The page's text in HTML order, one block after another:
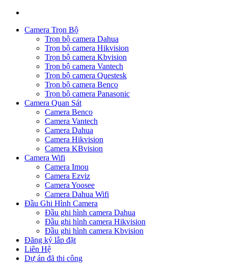
Camera Trọn Bộ
Trọn bộ camera Dahua
Trọn bộ camera Hikvision
Trọn bộ camera Kbvision
Trọn bộ camera Vantech
Trọn bộ camera Questesk
Trọn bộ camera Benco
Trọn bộ camera Panasonic
Camera Quan Sát
Camera Benco
Camera Vantech
Camera Dahua
Camera Hikvision
Camera KBvision
Camera Wifi
Camera Imou
Camera Ezviz
Camera Yoosee
Camera Dahua Wifi
Đầu Ghi Hình Camera
Đầu ghi hình camera Dahua
Đầu ghi hình camera Hikvision
Đầu ghi hình camera Kbvision
Đăng ký lắp đặt
Liên Hệ
Dự án đã thi công